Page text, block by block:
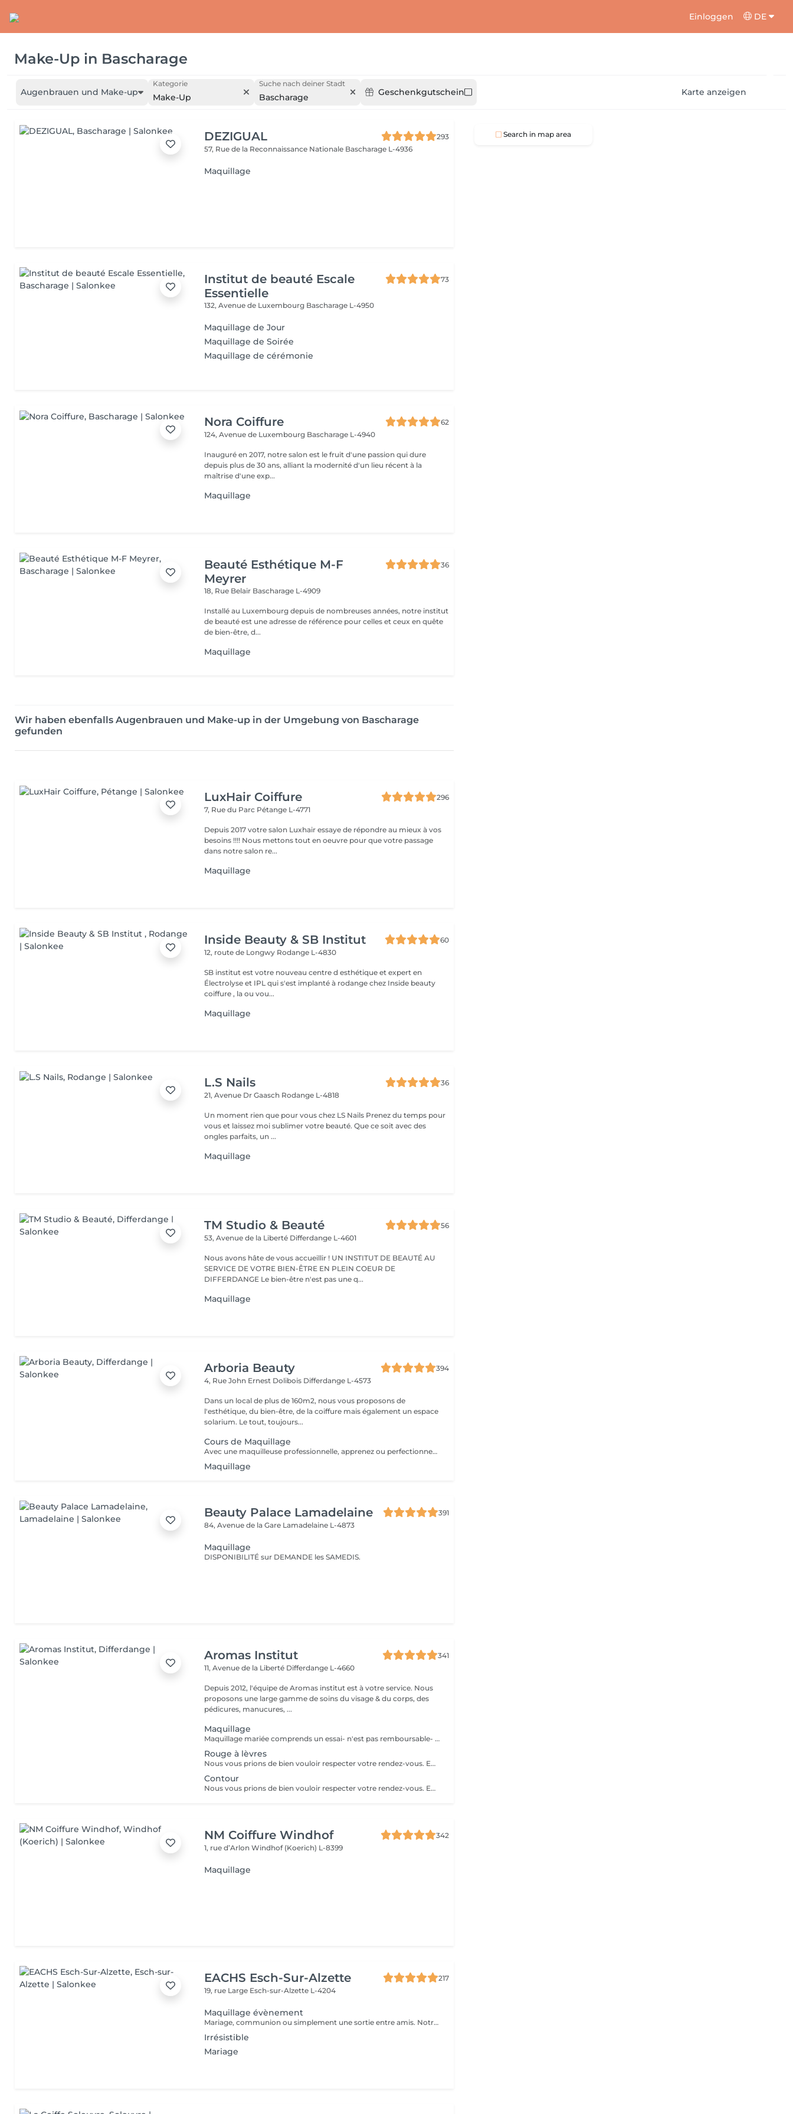
Einloggen DE
Make-Up in Bascharage
Augenbrauen und Make-up
Kategorie
Make-Up
Suche nach deiner Stadt
Bascharage Geschenkgutschein Karte anzeigen
DEZIGUAL
293
57, Rue de la Reconnaissance Nationale Bascharage L-4936
Maquillage
Institut de beauté Escale
Essentielle
73
132, Avenue de Luxembourg Bascharage L-4950
Maquillage de Jour
Maquillage de Soirée
Maquillage de cérémonie
Nora Coiffure
62
124, Avenue de Luxembourg Bascharage L-4940
Inauguré en 2017, notre salon est le fruit d'une passion qui dure
depuis plus de 30 ans, alliant la modernité d'un lieu récent à la
maîtrise d'une exp...
Maquillage
Beauté Esthétique M-F
Meyrer
36
18, Rue Belair Bascharage L-4909
Installé au Luxembourg depuis de nombreuses années, notre institut
de beauté est une adresse de référence pour celles et ceux en quête
de bien-être, d...
Maquillage
Wir haben ebenfalls Augenbrauen und Make-up in der Umgebung von Bascharage
gefunden
LuxHair Coiffure
296
7, Rue du Parc Pétange L-4771
Depuis 2017 votre salon Luxhair essaye de répondre au mieux à vos
besoins !!!! Nous mettons tout en oeuvre pour que votre passage
dans notre salon re...
Maquillage
Inside Beauty & SB Institut
60
12, route de Longwy Rodange L-4830
SB institut est votre nouveau centre d esthétique et expert en
Électrolyse et IPL qui s'est implanté à rodange chez Inside beauty
coiffure , la ou vou...
Maquillage
L.S Nails
36
21, Avenue Dr Gaasch Rodange L-4818
Un moment rien que pour vous chez LS Nails Prenez du temps pour
vous et laissez moi sublimer votre beauté. Que ce soit avec des
ongles parfaits, un ...
Maquillage
TM Studio & Beauté
56
53, Avenue de la Liberté Differdange L-4601
Nous avons hâte de vous accueillir ! UN INSTITUT DE BEAUTÉ AU
SERVICE DE VOTRE BIEN-ÊTRE EN PLEIN COEUR DE
DIFFERDANGE Le bien-être n'est pas une q...
Maquillage
Arboria Beauty
394
4, Rue John Ernest Dolibois Differdange L-4573
Dans un local de plus de 160m2, nous vous proposons de
l'esthétique, du bien-être, de la coiffure mais également un espace
solarium. Le tout, toujours...
Cours de Maquillage
Avec une maquilleuse professionnelle, apprenez ou perfectionnez vos gestes pour un maquillage parfait. Nous determinerons egalement etape par etape le maquillage qui vous ira le mieux. Du fond de teint au rouge à levre, en passant par le maquillage des yeux ou le contouring, rien ne sera laissé au hasard.
Maquillage
Beauty Palace Lamadelaine
391
84, Avenue de la Gare Lamadelaine L-4873
Maquillage
DISPONIBILITÉ sur DEMANDE les SAMEDIS.
Aromas Institut
341
11, Avenue de la Liberté Differdange L-4660
Depuis 2012, l'équipe de Aromas institut est à votre service. Nous
proposons une large gamme de soins du visage & du corps, des
pédicures, manucures, ...
Maquillage
Maquillage mariée comprends un essai- n'est pas remboursable- la totalité est à payer le jour de l'essai. Nous vous prions de bien vouloir respecter votre rendez-vous. En prenant rendez-vous, vous occupez une place, dont une autre personne aurait éventuellement besoin. Tout rendez-vous non annulé 24h en avance, est susceptible d'être facturé. (Si vous ne pouvez pas vous présenter à votre RDV, proposez-le éventuellement à un proche ou à un ami) Toute l'équipe de Aromas Institut vous remercie pour votre respect et votre compréhension.
Rouge à lèvres
Nous vous prions de bien vouloir respecter votre rendez-vous. En prenant rendez-vous, vous occupez une place, dont une autre personne aurait éventuellement besoin. Tout rendez-vous non annulé 24h en avance, est susceptible d'être facturé. (Si vous ne pouvez pas vous présenter à votre RDV, proposez-le éventuellement à un proche ou à un ami) Toute l'équipe de Aromas Institut vous remercie pour votre respect et votre compréhension.
Contour
Nous vous prions de bien vouloir respecter votre rendez-vous. En prenant rendez-vous, vous occupez une place, dont une autre personne aurait éventuellement besoin. Tout rendez-vous non annulé 24h en avance, est susceptible d'être facturé. (Si vous ne pouvez pas vous présenter à votre RDV, proposez-le éventuellement à un proche ou à un ami) Toute l'équipe de Aromas Institut vous remercie pour votre respect et votre compréhension.
NM Coiffure Windhof
342
1, rue d’ArlonWindhof (Koerich) L-8399
Maquillage
EACHS Esch-Sur-Alzette
217
19, rue Large Esch-sur-Alzette L-4204
Maquillage évènement
Mariage, communion ou simplement une sortie entre amis. Notre maquilleuse professionnelle s'adapte à vos envies et besoins. N'attendez plus et réservez ce service d'exception qui sera la touche finale à votre évènement.
Irrésistible
Mariage
Search in map area